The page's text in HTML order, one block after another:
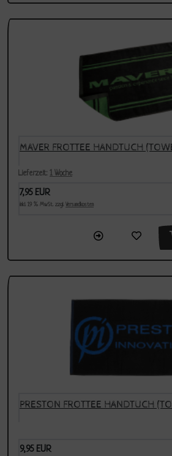
MAVER FROTTEE HANDTUCH
Lieferzeit: 1 Woche
7,95 EUR
inkl. 19 % MwSt. zzgl. Versandkosten
PRESTON FROTTEE HANDTUCH
9,95 EUR